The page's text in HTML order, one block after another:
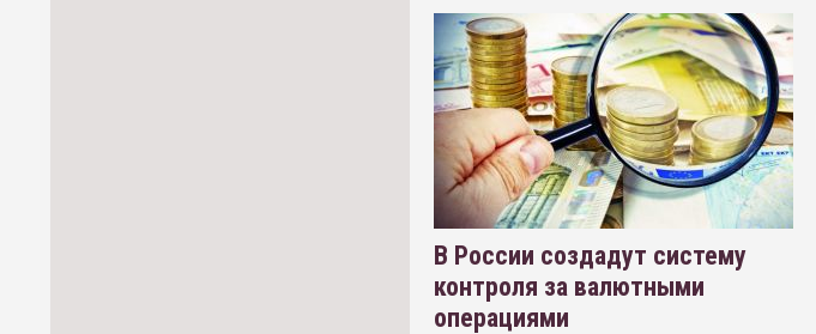
В России создадут систему
контроля за валютными
операциями